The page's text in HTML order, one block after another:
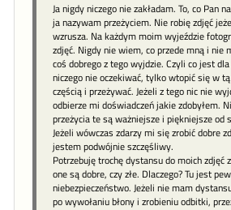
Ja nigdy niczego nie zakładam. To, co Pan
ja nazywam przeżyciem. Nie robię zdjęć
wzrusza. Na każdym moim wyjeździe
zdjęć. Nigdy nie wiem, co przede mną i nie
coś dobrego z tego wyjdzie. Czyli co jest
niczego nie oczekiwać, tylko wtopić się w
częścią i przeżywać. Jeżeli z tego nic nie
odbierze mi doświadczeń jakie zdobyłem.
przeżycia te są ważniejsze i piękniejsze od
Jeżeli wówczas zdarzy mi się zrobić dobre
jestem podwójnie szczęśliwy.
Potrzebuję trochę dystansu do moich zdjęć
one są dobre, czy złe. Dlaczego? Tu jest
niebezpieczeństwo. Jeżeli nie mam
po wywołaniu błony i zrobieniu odbitki,